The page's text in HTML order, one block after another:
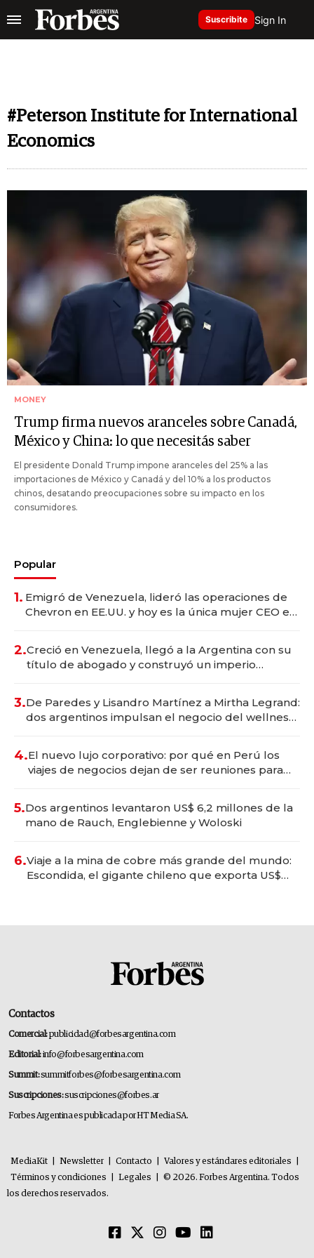
Suscribite Sign In
#Peterson Institute for International
Economics
MONEY
Trump firma nuevos aranceles sobre Canadá,
México y China: lo que necesitás saber
El presidente Donald Trump impone aranceles del 25% a las
importaciones de México y Canadá y del 10% a los productos
chinos, desatando preocupaciones sobre su impacto en los
consumidores.
Popular
1. Emigró de Venezuela, lideró las operaciones de
Chevron en EE.UU. y hoy es la única mujer CEO en
2.Creció en Venezuela, llegó a la Argentina con su
título de abogado y construyó un imperio
3.De Paredes y Lisandro Martínez a Mirtha Legrand:
dos argentinos impulsan el negocio del wellness
4.El nuevo lujo corporativo: por qué en Perú los
viajes de negocios dejan de ser reuniones para
5.Dos argentinos levantaron US$ 6,2 millones de la
mano de Rauch, Englebienne y Woloski
6.Viaje a la mina de cobre más grande del mundo:
Escondida, el gigante chileno que exporta US$
Contactos
Comercial:publicidad@forbesargentina.com
Editorial:info@forbesargentina.com
Summit:summitforbes@forbesargentina.com
Suscripciones:suscripciones@forbes.ar
Forbes Argentina es publicada por HT Media SA.
MediaKit Newsletter Contacto Valores y estándares editoriales
Términos y condiciones
Legales
© 2026. Forbes Argentina. Todos
los derechos reservados.